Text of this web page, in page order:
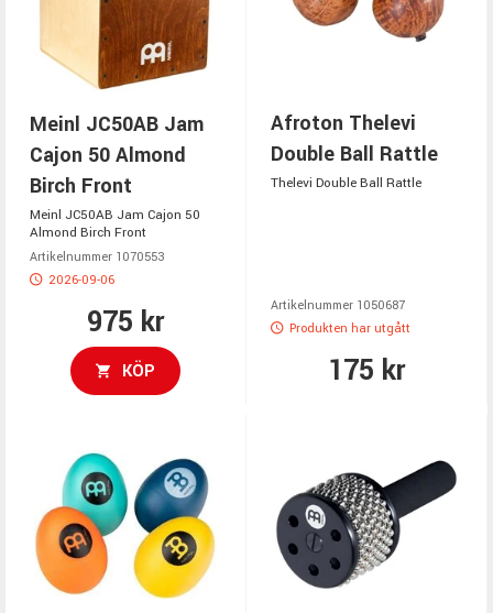
Meinl JC50AB Jam
Cajon 50 Almond
Birch Front
Meinl JC50AB Jam Cajon 50
Almond Birch Front
Artikelnummer 1070553
2026-09-06
975 kr
KÖP
Afroton Thelevi
Double Ball Rattle
Thelevi Double Ball Rattle
Artikelnummer 1050687
Produkten har utgått
175 kr